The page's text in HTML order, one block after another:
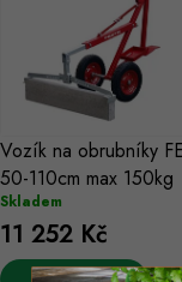
p
r
o
s
p
r
Vozík na obrubníky
50-110cm max 150kg
Skladem
11 252 Kč